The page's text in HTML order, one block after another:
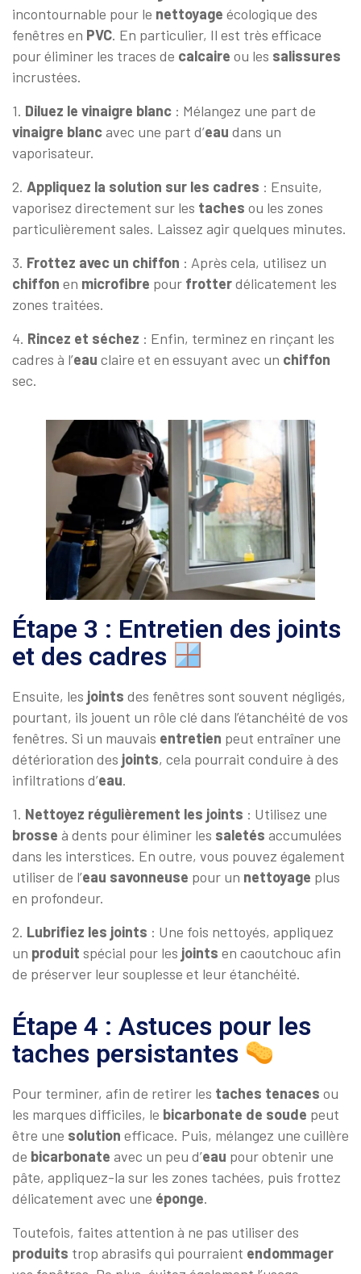
incontournable pour le nettoyage écologique des
fenêtres en PVC. En particulier, Il est très efficace
pour éliminer les traces de calcaire ou les salissures
incrustées.
1. Diluez le vinaigre blanc : Mélangez une part de
vinaigre blancavec une part d’eau dans un
vaporisateur.
2. Appliquez la solution sur les cadres : Ensuite,
vaporisez directement sur les taches ou les zones
particulièrement sales. Laissez agir quelques minutes.
3. Frottez avec un chiffon : Après cela, utilisez un
chiffon en microfibre pour frotterdélicatement les
zones traitées.
4. Rincez et séchez : Enfin, terminez en rinçant les
cadres à l’eau claire et en essuyant avec un chiffon
sec.
Étape 3 : Entretien des joints
et des cadres
Ensuite, les joints des fenêtres sont souvent négligés,
pourtant, ils jouent un rôle clé dans l’étanchéité de vos
fenêtres. Si un mauvais entretien peut entraîner une
détérioration des joints, cela pourrait conduire à des
infiltrations d’eau.
1. Nettoyez régulièrement les joints : Utilisez une
brosse à dents pour éliminer les saletés accumulées
dans les interstices. En outre, vous pouvez également
utiliser de l’eau savonneuse pour un nettoyage plus
en profondeur.
2. Lubrifiez les joints : Une fois nettoyés, appliquez
un produit spécial pour les joints en caoutchouc afin
de préserver leur souplesse et leur étanchéité.
Étape 4 : Astuces pour les
taches persistantes
Pour terminer, afin de retirer les taches tenaces ou
les marques difficiles, le bicarbonate de soude peut
être une solution efficace. Puis, mélangez une cuillère
de bicarbonate avec un peu d’eau pour obtenir une
pâte, appliquez-la sur les zones tachées, puis frottez
délicatement avec une éponge.
Toutefois, faites attention à ne pas utiliser des
produits trop abrasifs qui pourraient endommager